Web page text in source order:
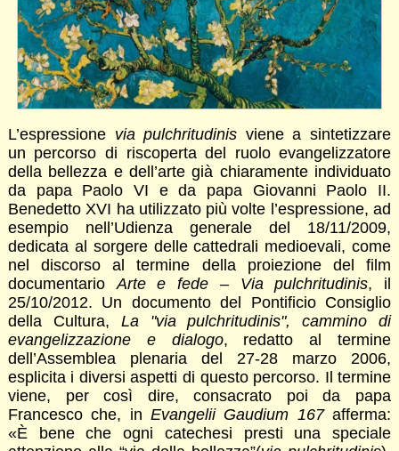
L’espressione via pulchritudinis viene a sintetizzare
un percorso di riscoperta del ruolo evangelizzatore
della bellezza e dell’arte già chiaramente individuato
da papa Paolo VI e da papa Giovanni Paolo II.
Benedetto XVI ha utilizzato più volte l’espressione, ad
esempio nell’Udienza generale del 18/11/2009,
dedicata al sorgere delle cattedrali medioevali, come
nel discorso al termine della proiezione del film
documentario Arte e fede – Via pulchritudinis, il
25/10/2012. Un documento del Pontificio Consiglio
della Cultura, La "via pulchritudinis", cammino di
evangelizzazione e dialogo, redatto al termine
dell’Assemblea plenaria del 27-28 marzo 2006,
esplicita i diversi aspetti di questo percorso. Il termine
viene, per così dire, consacrato poi da papa
Francesco che, in Evangelii Gaudium 167afferma:
«È bene che ogni catechesi presti una speciale